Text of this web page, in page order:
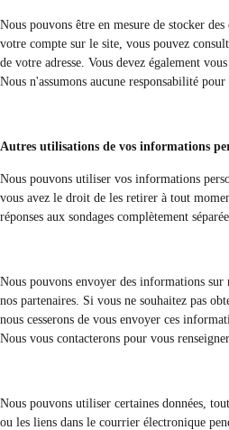
Nous pouvons être en mesure de stocker
votre compte sur le site, vous pouvez
de votre adresse. Vous devez également
Nous n'assumons aucune responsabilité
Autres utilisations de vos informations
Nous pouvons utiliser vos informations
vous avez le droit de les retirer à tout
réponses aux sondages complètement
Nous pouvons envoyer des informations sur
nos partenaires. Si vous ne souhaitez pas
nous cesserons de vous envoyer ces
Nous vous contacterons pour vous
Nous pouvons utiliser certaines données,
ou les liens dans le courrier électronique